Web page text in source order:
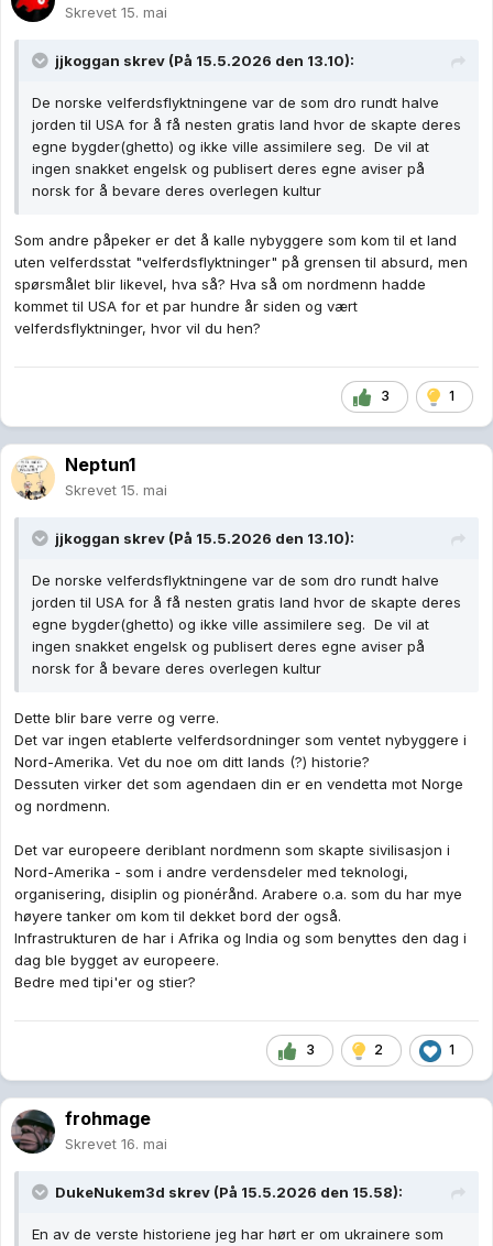
Skrevet 15. mai
jjkoggan skrev (På 15.5.2026 den 13.10):
De norske velferdsflyktningene var de som dro rundt halve
jorden til USA for å få nesten gratis land hvor de skapte deres
egne bygder(ghetto) og ikke ville assimilere seg. De vil at
ingen snakket engelsk og publisert deres egne aviser på
norsk for å bevare deres overlegen kultur
Som andre påpeker er det å kalle nybyggere som kom til et land
uten velferdsstat "velferdsflyktninger" på grensen til absurd, men
spørsmålet blir likevel, hva så? Hva så om nordmenn hadde
kommet til USA for et par hundre år siden og vært
velferdsflyktninger, hvor vil du hen?
3 1
Neptun1
Skrevet 15. mai
jjkoggan skrev (På 15.5.2026 den 13.10):
De norske velferdsflyktningene var de som dro rundt halve
jorden til USA for å få nesten gratis land hvor de skapte deres
egne bygder(ghetto) og ikke ville assimilere seg. De vil at
ingen snakket engelsk og publisert deres egne aviser på
norsk for å bevare deres overlegen kultur
Dette blir bare verre og verre.
Det var ingen etablerte velferdsordninger som ventet nybyggere i
Nord-Amerika. Vet du noe om ditt lands (?) historie?
Dessuten virker det som agendaen din er en vendetta mot Norge
og nordmenn.
Det var europeere deriblant nordmenn som skapte sivilisasjon i
Nord-Amerika - som i andre verdensdeler med teknologi,
organisering, disiplin og pionérånd. Arabere o.a. som du har mye
høyere tanker om kom til dekket bord der også.
Infrastrukturen de har i Afrika og India og som benyttes den dag i
dag ble bygget av europeere.
Bedre med tipi'er og stier?
3 2 1
frohmage
Skrevet 16. mai
DukeNukem3d skrev (På 15.5.2026 den 15.58):
En av de verste historiene jeg har hørt er om ukrainere som